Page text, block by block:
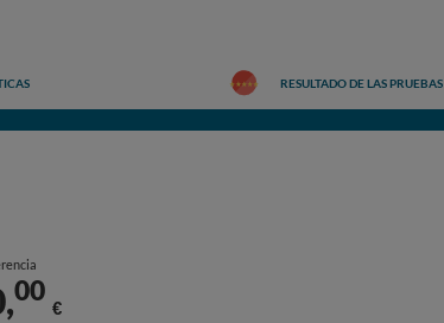
RESULTADO DE LAS PRUEBAS
00
€